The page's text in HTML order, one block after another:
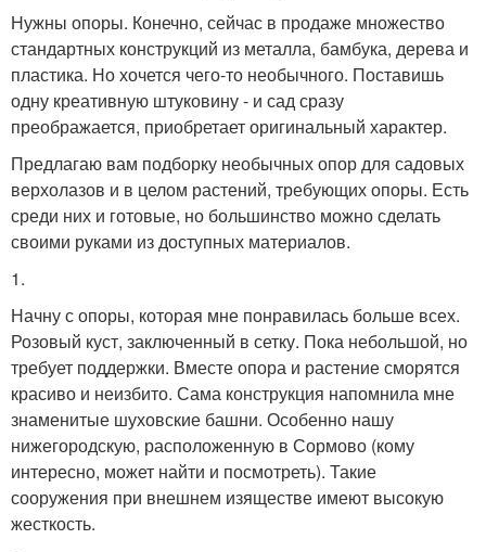
Нужны опоры. Конечно, сейчас в продаже множество
стандартных конструкций из металла, бамбука, дерева и
пластика. Но хочется чего-то необычного. Поставишь
одну креативную штуковину - и сад сразу
преображается, приобретает оригинальный характер.
Предлагаю вам подборку необычных опор для садовых
верхолазов и в целом растений, требующих опоры. Есть
среди них и готовые, но большинство можно сделать
своими руками из доступных материалов.
1.
Начну с опоры, которая мне понравилась больше всех.
Розовый куст, заключенный в сетку. Пока небольшой, но
требует поддержки. Вместе опора и растение сморятся
красиво и неизбито. Сама конструкция напомнила мне
знаменитые шуховские башни. Особенно нашу
нижегородскую, расположенную в Сормово (кому
интересно, может найти и посмотреть). Такие
сооружения при внешнем изяществе имеют высокую
жесткость.